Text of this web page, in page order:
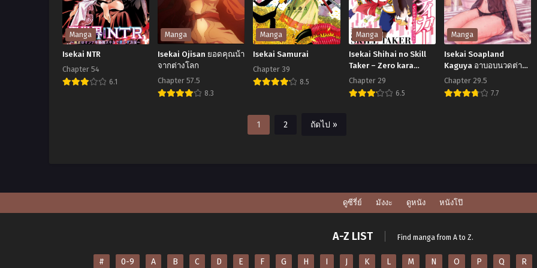
ซะ
เลย
ใน
สอง
โลก
Saikyou
Gunshi
no
Muchana
Onegai
แต่
ก็
จะ
เพาะ
เลี้ยง
อย่าง
ใน
ต่าง
โลก
Manga
Isekai NTR
Chapter 54
6.1
Manga
Isekai Ojisan ยอดคุณน้า
จากต่างโลก
Chapter 57.5
8.3
Manga
Isekai Samurai
Chapter 39
8.5
Manga
Isekai Shihai no Skill
Taker – Zero kara
Hajimeru Dorei Harem
Chapter 29
6.5
Zero
Hajimeru
Manga
Isekai Soapland
Kaguya อาบอบนวดต่าง
โลกคางุยะ
Chapter 29.5
7.7
ต่าง
คา
1 2 ถัดไป »
ดูซีรี่ย์ มังงะ ดูหนัง หนังโป๊
A-Z LIST Find manga from A to Z.
# 0-9 A B C D E F G H I J K L M N O P Q R